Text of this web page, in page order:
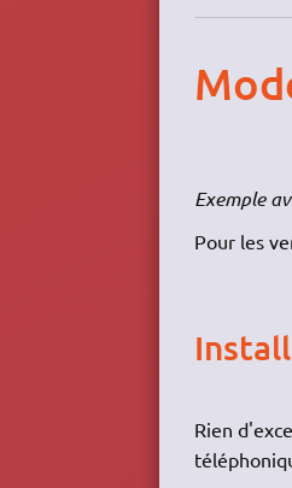
Exemple
Pour les
Rien